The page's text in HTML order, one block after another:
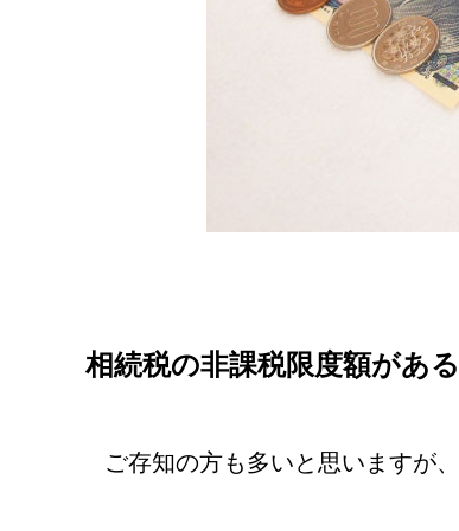
相続税の非課税限度額がある
ご存知の方も多いと思いますが、